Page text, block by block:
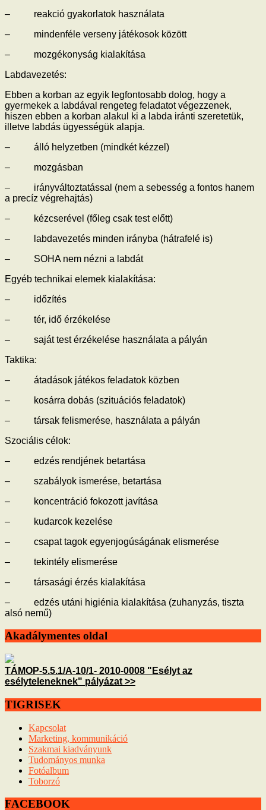
– reakció gyakorlatok használata
– mindenféle verseny játékosok között
– mozgékonyság kialakítása
Labdavezetés:
Ebben a korban az egyik legfontosabb dolog, hogy a
gyermekek a labdával rengeteg feladatot végezzenek,
hiszen ebben a korban alakul ki a labda iránti szeretetük,
illetve labdás ügyességük alapja.
– álló helyzetben (mindkét kézzel)
– mozgásban
– irányváltoztatással (nem a sebesség a fontos hanem
a precíz végrehajtás)
– kézcserével (főleg csak test előtt)
– labdavezetés minden irányba (hátrafelé is)
– SOHA nem nézni a labdát
Egyéb technikai elemek kialakítása:
– időzítés
– tér, idő érzékelése
– saját test érzékelése használata a pályán
Taktika:
– átadások játékos feladatok közben
– kosárra dobás (szituációs feladatok)
– társak felismerése, használata a pályán
Szociális célok:
– edzés rendjének betartása
– szabályok ismerése, betartása
– koncentráció fokozott javítása
– kudarcok kezelése
– csapat tagok egyenjogúságának elismerése
– tekintély elismerése
– társasági érzés kialakítása
– edzés utáni higiénia kialakítása (zuhanyzás, tiszta
alsó nemű)
Akadálymentes oldal
TÁMOP-5.5.1/A-10/1- 2010-0008 "Esélyt az
esélyteleneknek" pályázat >>
TIGRISEK
Kapcsolat
Marketing, kommunikáció
Szakmai kiadványunk
Tudományos munka
Fotóalbum
Toborzó
FACEBOOK